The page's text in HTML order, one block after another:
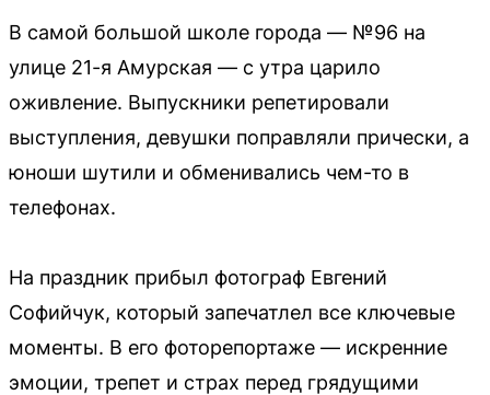
В самой большой школе города — №96 на
улице 21-я Амурская — с утра царило
оживление. Выпускники репетировали
выступления, девушки поправляли прически, а
юноши шутили и обменивались чем-то в
телефонах.
На праздник прибыл фотограф Евгений
Софийчук, который запечатлел все ключевые
моменты. В его фоторепортаже — искренние
эмоции, трепет и страх перед грядущими